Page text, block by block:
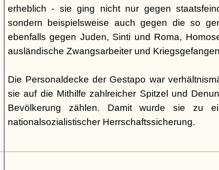
erheblich - sie ging nicht nur gegen
sondern beispielsweise auch gegen die so
ebenfalls gegen Juden, Sinti und Roma,
ausländische Zwangsarbeiter und
Die Personaldecke der Gestapo war
sie auf die Mithilfe zahlreicher Spitzel und
Bevölkerung zählen. Damit wurde sie zu
nationalsozialistischer Herrschaftssicherung.